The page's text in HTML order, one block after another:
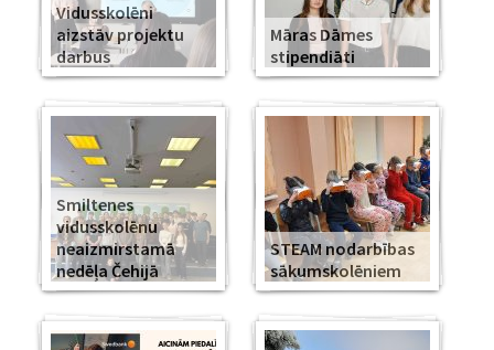
Vidusskolēni
aizstāv projektu
darbus
Māras Dāmes
stipendiāti
Smiltenes
vidusskolēnu
neaizmirstamā
nedēļa Čehijā
STEAM nodarbības
sākumskolēniem